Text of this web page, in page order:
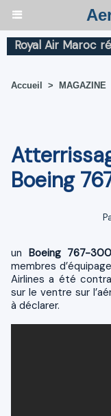
Air Maroc
Accueil > MAGAZINE
Boeing
un Boeing 767-
membres
Airlines a été
sur le ventre sur
à déclarer.